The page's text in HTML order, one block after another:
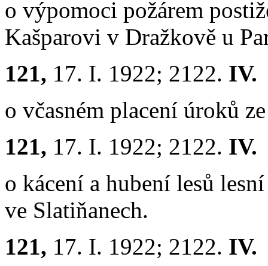
o výpomoci požárem
Kašparovi v Dražkově u
121, 17. I. 1922; 2122. IV.
o včasném placení úroků
121, 17. I. 1922; 2122. IV.
o kácení a hubení lesů
ve Slatiňanech.
121, 17. I. 1922; 2122. IV.